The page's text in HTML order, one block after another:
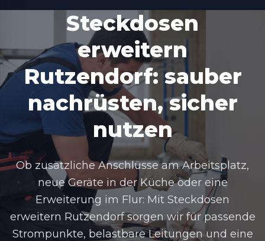
Steckdosen
erweitern
Rutzendorf: sauber
nachrüsten, sicher
nutzen
Ob zusätzliche Anschlüsse am Arbeitsplatz,
neue Geräte in der Küche oder eine
Erweiterung im Flur: Mit Steckdosen
erweitern Rutzendorf sorgen wir für passende
Strompunkte, belastbare Leitungen und eine